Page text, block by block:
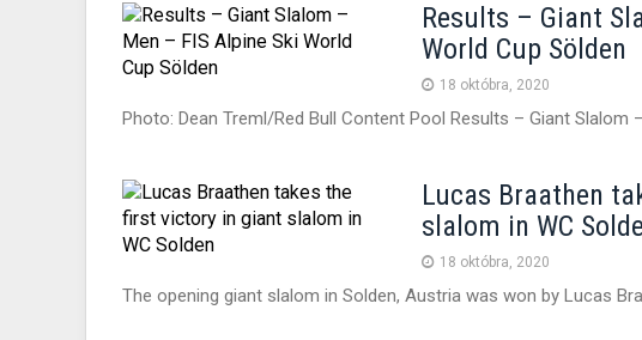
Results – Giant
World Cup Sölden
18 októbra, 2020
Photo: Dean Treml/Red Bull Content Pool Results – Giant Slalom
Lucas Braathen
slalom in WC
18 októbra, 2020
The opening giant slalom in Solden, Austria was won by Lucas